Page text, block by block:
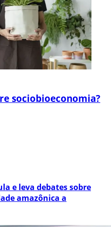
sociobioeconomia?
e leva debates sobre
amazônica a